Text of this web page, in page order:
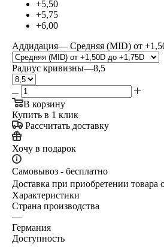
+5,50
+5,75
+6,00
Аддидация— Средняя (MID) от
Радиус кривизны—8,5
В корзину
Купить в 1 клик
Рассчитать доставку
Хочу в подарок
Самовывоз - бесплатно
Доставка при приобретении товара
Характеристики
Страна производства
—
Германия
Доступность